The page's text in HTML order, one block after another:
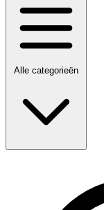
Alle categorieën